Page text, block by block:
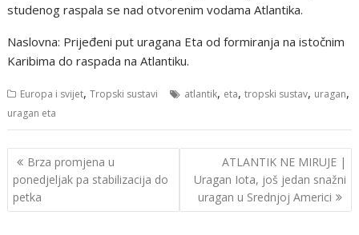
studenog raspala se nad otvorenim vodama Atlantika.
Naslovna: Prijeđeni put uragana Eta od formiranja na istočnim
Karibima do raspada na Atlantiku.
Europa i svijet,Tropski sustavi atlantik, eta,tropski sustav, uragan,
uragan eta
Navigacija
objava
Brza promjena u
ponedjeljak pa stabilizacija do
petka
ATLANTIK NE MIRUJE |
Uragan Iota, još jedan snažni
uragan u Srednjoj Americi